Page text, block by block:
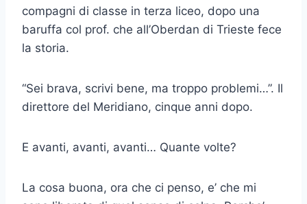
compagni di classe in terza liceo, dopo una
baruffa col prof. che all’Oberdan di Trieste fece
la storia.
“Sei brava, scrivi bene, ma troppo problemi…”. Il
direttore del Meridiano, cinque anni dopo.
E avanti, avanti, avanti… Quante volte?
La cosa buona, ora che ci penso, e’ che mi